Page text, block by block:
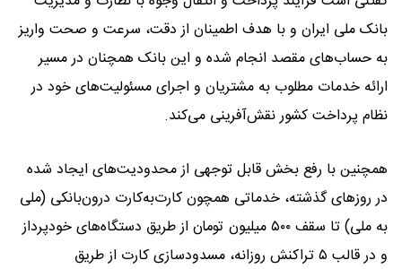
بانک ملی ایران و با هدف اطمینان از دقت، سرعت و صحت واریز
به حساب‌های مقصد انجام شده و این بانک همچنان در مسیر
ارائه خدمات مطلوب به مشتریان و اجرای مسئولیت‌های خود در
نظام پرداخت کشور نقش‌آفرینی می‌کند.
همچنین با رفع بخش قابل توجهی از محدودیت‌های ایجاد شده
در روزهای گذشته، خدماتی همچون کارت‌به‌کارت درون‌بانکی (ملی
به ملی) تا سقف ۵۰۰ میلیون تومان از طریق دستگاه‌های خودپرداز
و در قالب ۵ تراکنش روزانه، مسدودسازی کارت از طریق